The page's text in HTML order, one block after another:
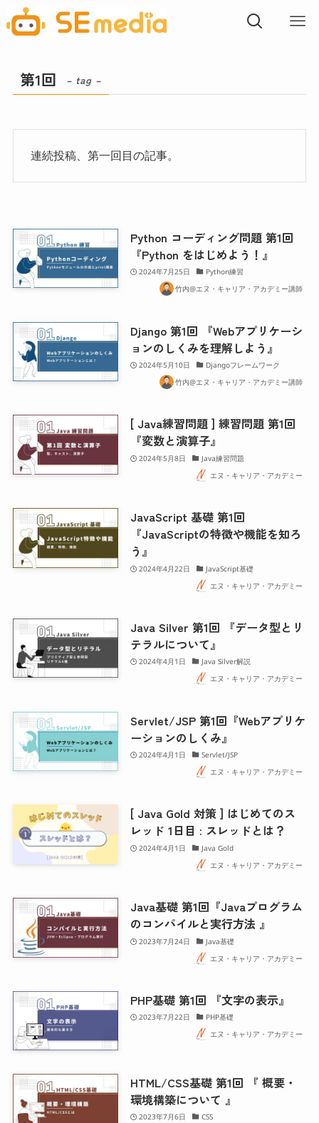
第1回 – tag –
連続投稿、第一回目の記事。
Python コーディング問題 第1回
『Python をはじめよう！』
2024年7月25日
Python練習
竹内@エヌ・キャリア・アカデミー講師
Django 第1回 『Webアプリケーシ
ョンのしくみを理解しよう』
2024年5月10日
Djangoフレームワーク
竹内@エヌ・キャリア・アカデミー講師
[ Java練習問題 ] 練習問題 第1回
『変数と演算子』
2024年5月8日
Java練習問題
エヌ・キャリア・アカデミー
JavaScript 基礎 第1回
『JavaScriptの特徴や機能を知ろ
う』
2024年4月22日
JavaScript基礎
エヌ・キャリア・アカデミー
Java Silver 第1回 『データ型とリ
テラルについて』
2024年4月1日
Java Silver解説
エヌ・キャリア・アカデミー
Servlet/JSP 第1回『Webアプリケ
ーションのしくみ』
2024年4月1日
Servlet/JSP
エヌ・キャリア・アカデミー
[ Java Gold 対策 ] はじめてのス
レッド 1日目 : スレッドとは？
2024年4月1日
Java Gold
エヌ・キャリア・アカデミー
Java基礎 第1回『Javaプログラム
のコンパイルと実行方法 』
2023年7月24日
Java基礎
エヌ・キャリア・アカデミー
PHP基礎 第1回 『文字の表示』
2023年7月22日
PHP基礎
エヌ・キャリア・アカデミー
HTML/CSS基礎 第1回 『 概要・
環境構築について 』
2023年7月6日
CSS